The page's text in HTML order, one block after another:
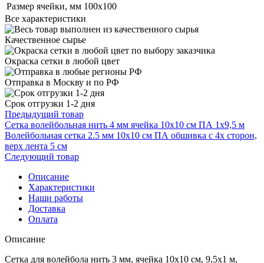
Размер ячейки, мм 100х100
Все характеристики
Качественное сырье
Окраска сетки в любой цвет
Отправка в Москву и по РФ
Срок отгрузки 1-2 дня
Предыдущий товар
Сетка волейбольная нить 4 мм ячейка 10х10 см ПА 1х9,5 м
Волейбольная сетка 2.5 мм 10х10 см ПА обшивка с 4х сторон,
верх лента 5 см
Следующий товар
Описание
Характеристики
Наши работы
Доставка
Оплата
Описание
Сетка для волейбола нить 3 мм, ячейка 10х10 см, 9,5х1 м,